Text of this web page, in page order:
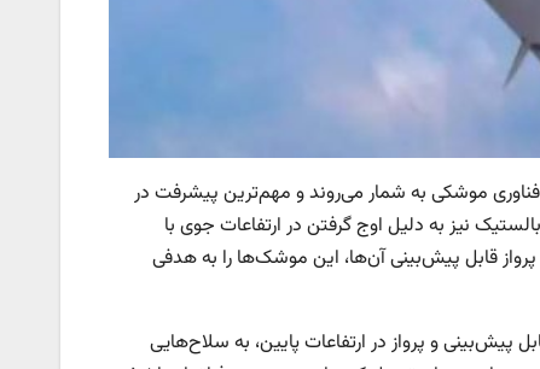
انقلابی در فناوری موشکی به شمار می‌روند و مهم‌ترین پیشرفت در
نیز به دلیل اوج گرفتن در ارتفاعات جوی با
قابل پیش‌بینی آن‌ها، این موشک‌ها را به هدفی
پیش‌بینی و پرواز در ارتفاعات پایین، به سلاح‌هایی